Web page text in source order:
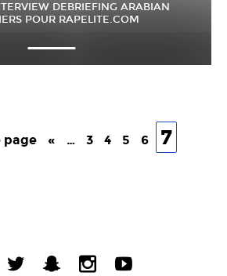
DEBRIEFING ARABIAN
POUR RAPELITE.COM
page « … 3 4 5 6 7